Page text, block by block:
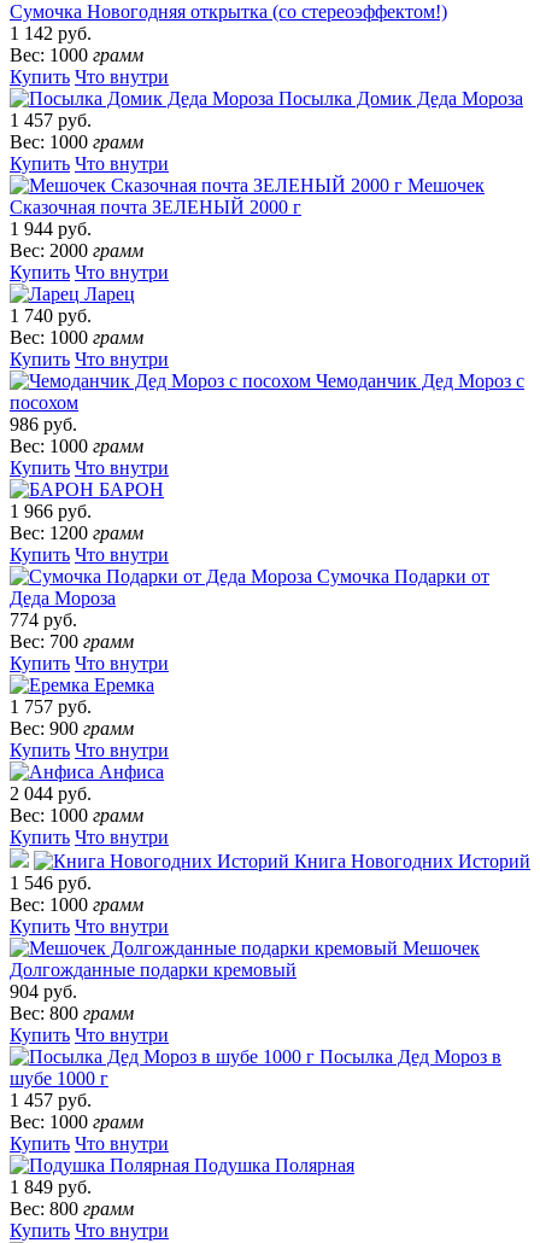
Сумочка Новогодняя открытка (со стереоэффектом!)
1 142 руб.
Вес: 1000 грамм
Купить Что внутри
Посылка Домик Деда Мороза
1 457 руб.
Вес: 1000 грамм
Купить Что внутри
Мешочек
Сказочная почта ЗЕЛЕНЫЙ 2000 г
1 944 руб.
Вес: 2000 грамм
Купить Что внутри
Ларец
1 740 руб.
Вес: 1000 грамм
Купить Что внутри
Чемоданчик Дед Мороз с
посохом
986 руб.
Вес: 1000 грамм
Купить Что внутри
БАРОН
1 966 руб.
Вес: 1200 грамм
Купить Что внутри
Сумочка Подарки от
Деда Мороза
774 руб.
Вес: 700 грамм
Купить Что внутри
Еремка
1 757 руб.
Вес: 900 грамм
Купить Что внутри
Анфиса
2 044 руб.
Вес: 1000 грамм
Купить Что внутри
Книга Новогодних Историй
1 546 руб.
Вес: 1000 грамм
Купить Что внутри
Мешочек
Долгожданные подарки кремовый
904 руб.
Вес: 800 грамм
Купить Что внутри
Посылка Дед Мороз в
шубе 1000 г
1 457 руб.
Вес: 1000 грамм
Купить Что внутри
Подушка Полярная
1 849 руб.
Вес: 800 грамм
Купить Что внутри